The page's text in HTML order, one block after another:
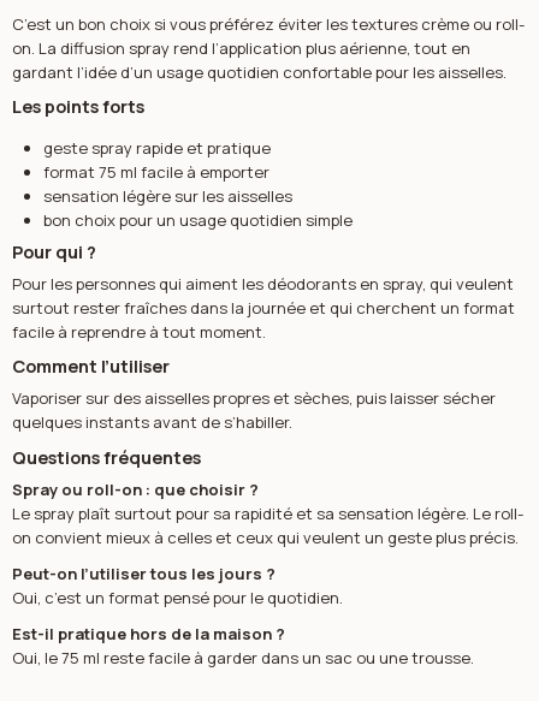
C’est un bon choix si vous préférez éviter les textures crème ou roll-
on. La diffusion spray rend l’application plus aérienne, tout en
gardant l’idée d’un usage quotidien confortable pour les aisselles.
Les points forts
geste spray rapide et pratique
format 75 ml facile à emporter
sensation légère sur les aisselles
bon choix pour un usage quotidien simple
Pour qui ?
Pour les personnes qui aiment les déodorants en spray, qui veulent
surtout rester fraîches dans la journée et qui cherchent un format
facile à reprendre à tout moment.
Comment l’utiliser
Vaporiser sur des aisselles propres et sèches, puis laisser sécher
quelques instants avant de s’habiller.
Questions fréquentes
Spray ou roll-on : que choisir ?
Le spray plaît surtout pour sa rapidité et sa sensation légère. Le roll-
on convient mieux à celles et ceux qui veulent un geste plus précis.
Peut-on l’utiliser tous les jours ?
Oui, c’est un format pensé pour le quotidien.
Est-il pratique hors de la maison ?
Oui, le 75 ml reste facile à garder dans un sac ou une trousse.